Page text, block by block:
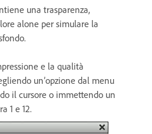
una trasparenza,
alone per simulare la
e la qualità
un’opzione dal menu
il cursore o immettendo un
1 e 12.